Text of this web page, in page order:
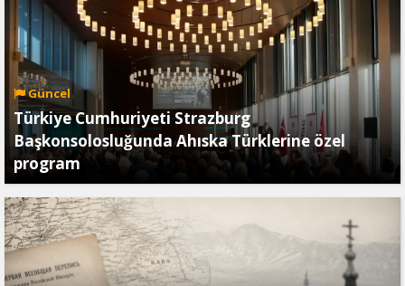
Güncel
Türkiye Cumhuriyeti Strazburg
Başkonsolosluğunda Ahıska Türklerine özel
program